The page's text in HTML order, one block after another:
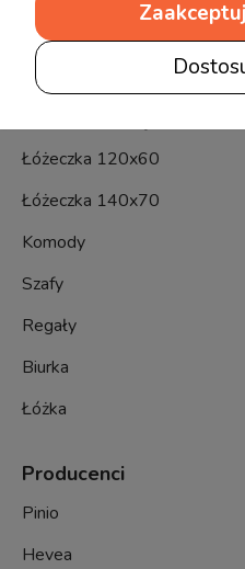
Łóżeczka 120x60
Łóżeczka 140x70
Komody
Szafy
Regały
Biurka
Łóżka
Producenci
Pinio
Hevea